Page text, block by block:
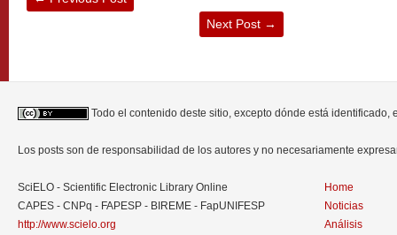
Next Post →
Todo el contenido deste sitio, excepto dónde está identificado,
Los posts son de responsabilidad de los autores y no necesariamente
SciELO - Scientific Electronic Library Online
CAPES - CNPq - FAPESP - BIREME - FapUNIFESP
http://www.scielo.org
Home
Noticias
Análisis